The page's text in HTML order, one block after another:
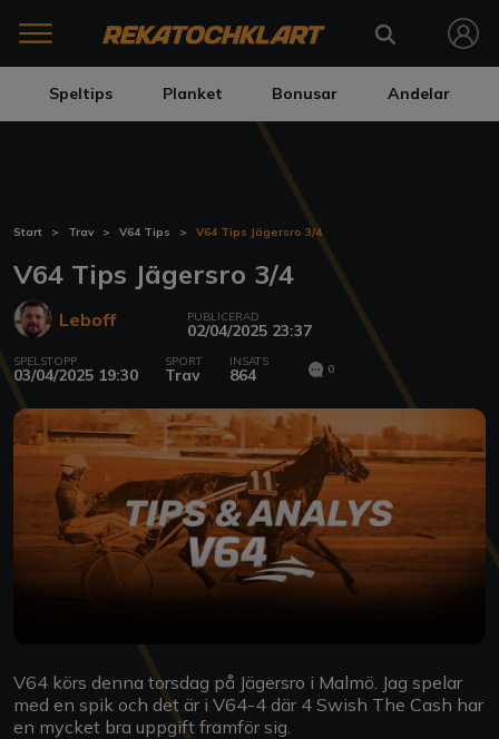
Speltips Planket Bonusar Andelar
Start Trav V64 Tips V64 Tips Jägersro 3/4
V64 Tips Jägersro 3/4
Leboff PUBLICERAD
02/04/2025 23:37
SPELSTOPP
03/04/2025 19:30
SPORT
Trav
INSATS
864 0
V64 körs denna torsdag på Jägersro i Malmö. Jag spelar
med en spik och det är i V64-4 där 4 Swish The Cash har
en mycket bra uppgift framför sig.